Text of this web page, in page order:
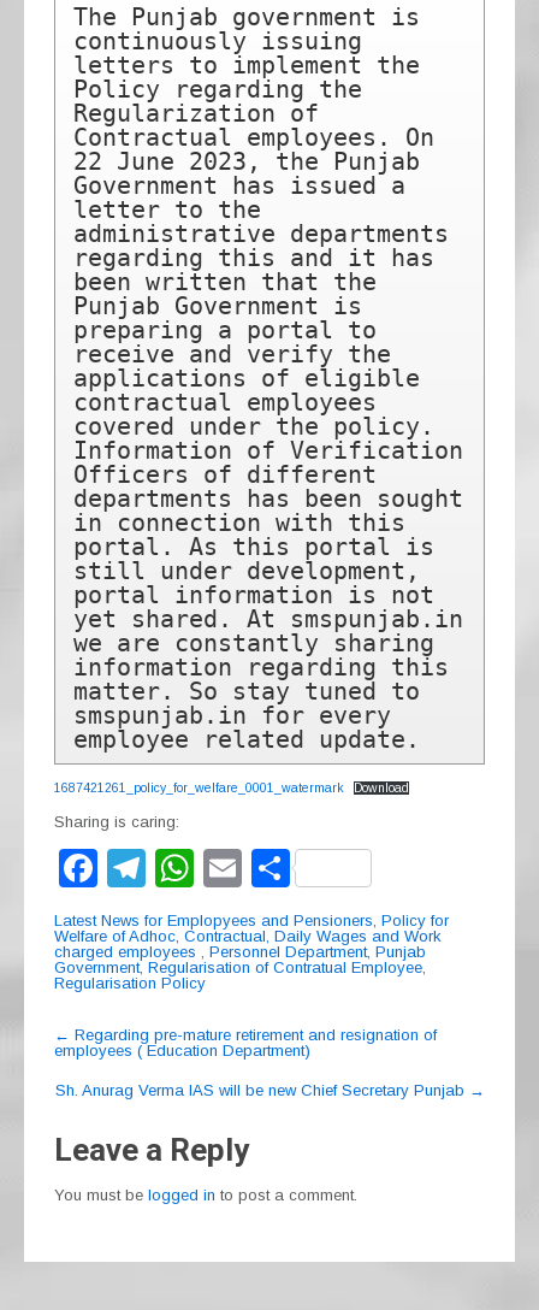
The Punjab government is
continuously issuing
letters to implement the
Policy regarding the
Regularization of
Contractual employees. On
22 June 2023, the Punjab
Government has issued a
letter to the
administrative departments
regarding this and it has
been written that the
Punjab Government is
preparing a portal to
receive and verify the
applications of eligible
contractual employees
covered under the policy.
Information of Verification
Officers of different
departments has been sought
in connection with this
portal. As this portal is
still under development,
portal information is not
yet shared. At smspunjab.in
we are constantly sharing
information regarding this
matter. So stay tuned to
smspunjab.in for every
employee related update.
1687421261_policy_for_welfare_0001_watermark Download
Sharing is caring:
F
a
c
e
b
o
o
k
T
el
e
gr
a
m
W
h
at
s
A
p
p
E
m
ail
S
h
ar
e
Latest News for Emplopyees and Pensioners Policy for
Welfare of Adhoc, Contractual, Daily Wages and Work
charged employees
Personnel Department, Punjab
Government, Regularisation of Contratual Employee
Regularisation Policy
Post
navigation
← Regarding pre-mature retirement and resignation of
employees ( Education Department)
Sh. Anurag Verma IAS will be new Chief Secretary Punjab →
Leave a Reply
You must be logged in to post a comment.